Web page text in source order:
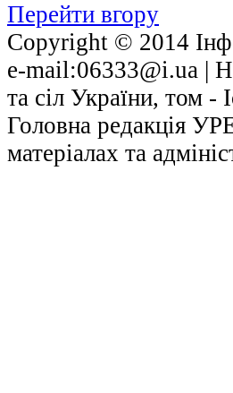
Перейти вгору
Copyright © 2014
е-mail:06333@i.ua |
та сіл України, том -
Головна редакція
матеріалах та